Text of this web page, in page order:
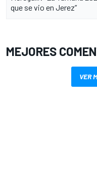
que se vio en Jerez”
MEJORES
VER